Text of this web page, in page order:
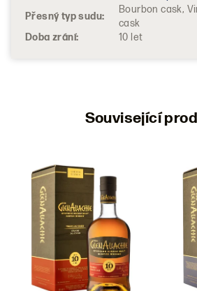
Přesný typ sudu:
Bourbon cask,
cask
Doba zrání: 10 let
Související